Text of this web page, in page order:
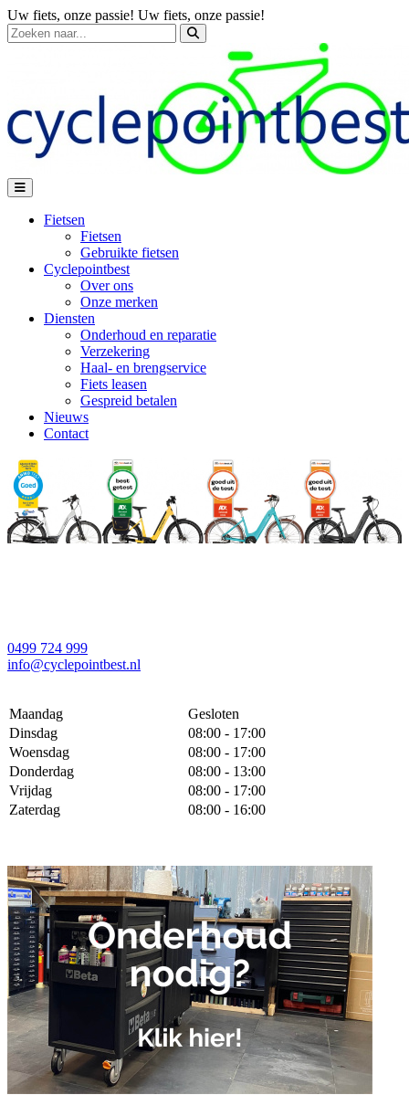
Uw fiets, onze passie! Uw fiets, onze passie!
Fietsen
Fietsen
Gebruikte fietsen
Cyclepointbest
Over ons
Onze merken
Diensten
Onderhoud en reparatie
Verzekering
Haal- en brengservice
Fiets leasen
Gespreid betalen
Nieuws
Contact
0499 724 999
info@cyclepointbest.nl
Maandag
Gesloten
Dinsdag
08:00 - 17:00
Woensdag
08:00 - 17:00
Donderdag
08:00 - 13:00
Vrijdag
08:00 - 17:00
Zaterdag
08:00 - 16:00